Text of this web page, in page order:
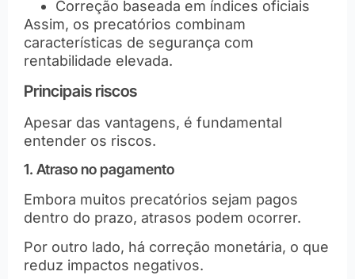
Correção baseada em índices oficiais
Assim, os precatórios combinam
características de segurança com
rentabilidade elevada.
Principais riscos
Apesar das vantagens, é fundamental
entender os riscos.
1. Atraso no pagamento
Embora muitos precatórios sejam pagos
dentro do prazo, atrasos podem ocorrer.
Por outro lado, há correção monetária, o que
reduz impactos negativos.